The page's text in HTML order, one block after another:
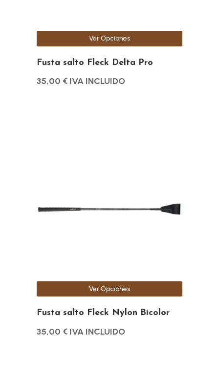
Fusta salto Fleck Delta Pro
35,00 € IVA INCLUIDO
Ver Opciones
la
página
Fusta salto Fleck Nylon Bicolor
35,00 € IVA INCLUIDO
Ver Opciones
Las
la
página
de